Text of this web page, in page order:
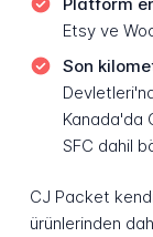
Etsy ve
Son
Kanada'da
SFC dahil
CJ Packet
ürünlerinden